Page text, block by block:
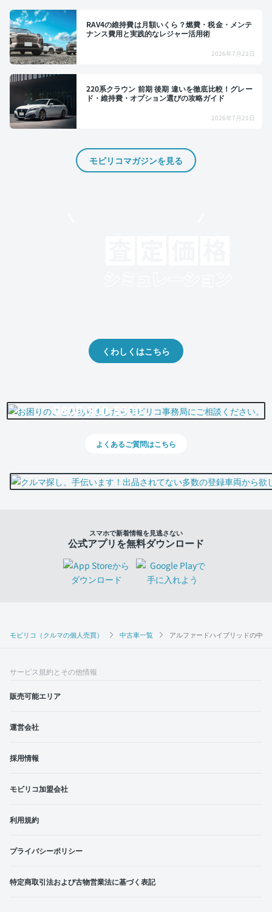
モビリコ（クルマの個人売買） 中古車一覧 アルファードハイブリッドの中古
RAV4の維持費は月額いくら？燃費・税金・メンテ
ナンス費用と実践的なレジャー活用術
2026年7月21日
220系クラウン 前期 後期 違いを徹底比較！グレー
ド・維持費・オプション選びの攻略ガイド
2026年7月21日
モビリコマガジンを見る
くわしくはこちら
0800-500-5500
よくあるご質問はこちら
スマホで新着情報を見逃さない
公式アプリを無料ダウンロード
サービス規約とその他情報
販売可能エリア
運営会社
採用情報
モビリコ加盟会社
利用規約
プライバシーポリシー
特定商取引法および古物営業法に基づく表記